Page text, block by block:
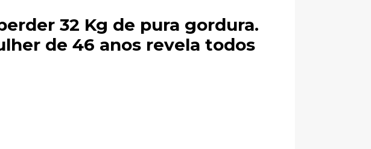
32 Kg de pura gordura.
de 46 anos revela todos